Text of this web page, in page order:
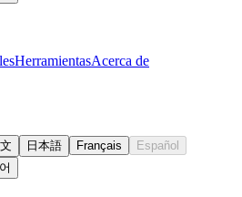
HerramientasAcerca de
日本語 Français
Español